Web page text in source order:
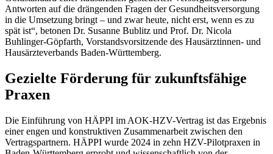
Antworten auf die drängenden Fragen der Gesundheitsversorgung
in die Umsetzung bringt – und zwar heute, nicht erst, wenn es zu
spät ist“, betonen Dr. Susanne Bublitz und Prof. Dr. Nicola
Buhlinger-Göpfarth, Vorstandsvorsitzende des Hausärztinnen- und
Hausärzteverbands Baden-Württemberg.
Gezielte Förderung für zukunftsfähige
Praxen
Die Einführung von HÄPPI im AOK-HZV-Vertrag ist das Ergebnis
einer engen und konstruktiven Zusammenarbeit zwischen den
Vertragspartnern. HÄPPI wurde 2024 in zehn HZV-Pilotpraxen in